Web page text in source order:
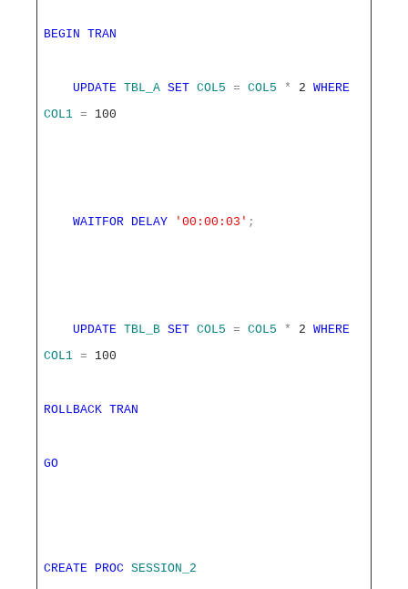
BEGIN TRAN
UPDATE TBL_A SET COL5 = COL5 * 2 WHERE
COL1 = 100
WAITFOR DELAY '00:00:03' ;
UPDATE TBL_B SET COL5 = COL5 * 2 WHERE
COL1 = 100
ROLLBACK TRAN
GO
CREATE PROC SESSION_2